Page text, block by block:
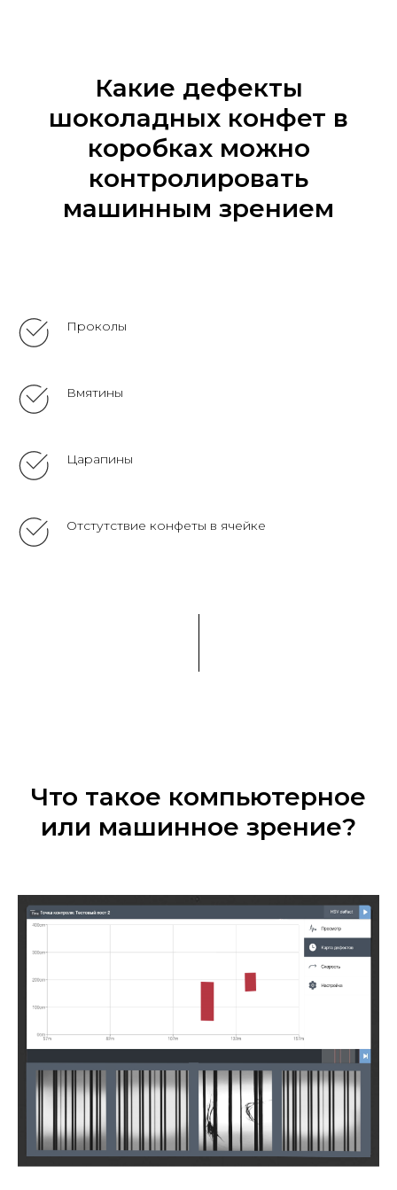
Какие дефекты
шоколадных конфет в
коробках можно
контролировать
машинным зрением
Проколы
Вмятины
Царапины
Отстутствие конфеты в ячейке
Что такое компьютерное
или машинное зрение?